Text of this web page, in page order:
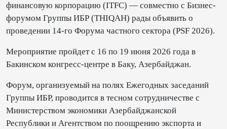
финансовую корпорацию (ITFC) — совместно с Бизнес-
форумом Группы ИБР (THIQAH) рады объявить о
проведении 14-го Форума частного сектора (PSF 2026).
Мероприятие пройдет с 16 по 19 июня 2026 года в
Бакинском конгресс-центре в Баку, Азербайджан.
Форум, организуемый на полях Ежегодных заседаний
Группы ИБР, проводится в тесном сотрудничестве с
Министерством экономики Азербайджанской
Республики и Агентством по поощрению экспорта и